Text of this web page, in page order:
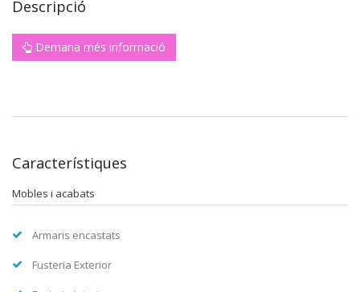
Descripció
Demana més informació
Característiques
Mobles i acabats
Armaris encastats
Fusteria Exterior